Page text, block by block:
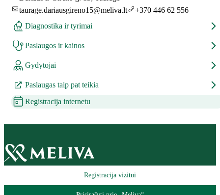
taurage.dariausgireno15@meliva.lt
+370 446 62 556
Diagnostika ir tyrimai
Paslaugos ir kainos
Gydytojai
Paslaugas taip pat teikia
Registracija internetu
Registracija vizitui